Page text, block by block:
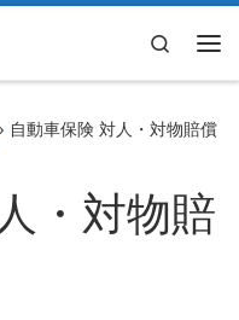
Search
自動車保険 対人・対物賠償
・対物賠